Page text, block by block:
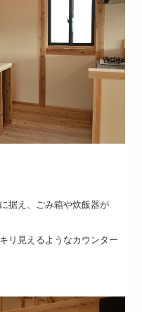
据え、ごみ箱や炊飯器が
リ見えるようなカウンター